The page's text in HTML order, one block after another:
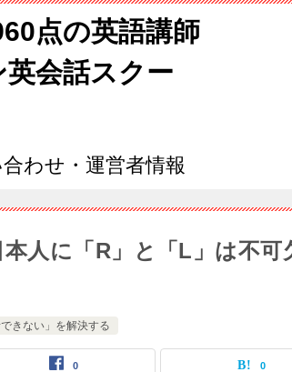
点の英語講師
会話スクー
わせ・運営者情報
人に「R」と「L」は不可
できない」を解決する
0 0